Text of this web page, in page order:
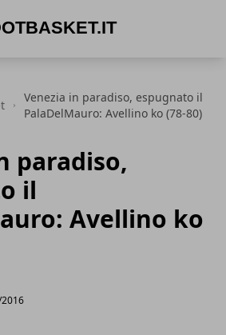
Venezia in paradiso, espugnato il
PalaDelMauro: Avellino ko (78-80)
paradiso,
il
Avellino ko